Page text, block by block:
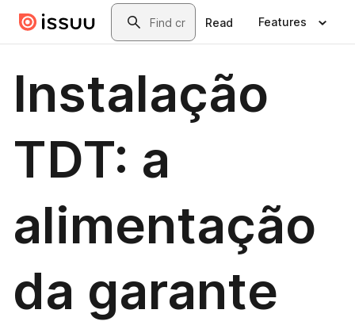
Skip to main contentSearch
Read Features
Instalação
TDT: a
alimentação
da garante